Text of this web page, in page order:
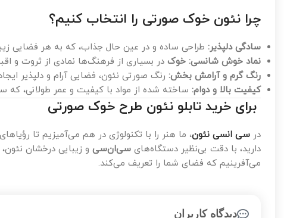
چرا نئون خوک صورتی را انتخاب کنیم؟
سادگی دلپذیر: طراحی ساده و در عین حال جذاب، که به هر فضایی
نماد خوش شانسی: خوک در بسیاری از فرهنگ‌ها نمادی از ثروت و
رنگ گرم و آرامش بخش: رنگ صورتی نئون، فضایی آرام و دلپذیر
کیفیت بالا و دوام: ساخته شده از مواد با کیفیت و عمر طولانی،
برای خرید تابلو نئون طرح خوک صورتی
در سی انسی نئون، ما هنر را با تکنولوژی در هم می‌آمیزیم تا
دارید، با دقت بی‌نظیر دستگاه‌های سی‌ان‌سی و زیبایی درخشان
می‌آفرینیم که فضای شما را تعریف می‌کند.
دیدگاه کاربران